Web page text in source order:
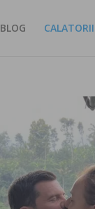
BLOG CALATORII